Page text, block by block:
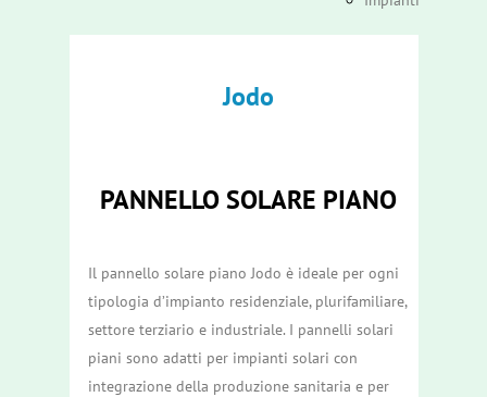
Jodo
PANNELLO SOLARE PIANO
Il pannello solare piano Jodo è ideale per ogni
tipologia d’impianto residenziale, plurifamiliare,
settore terziario e industriale. I pannelli solari
piani sono adatti per impianti solari con
integrazione della produzione sanitaria e per